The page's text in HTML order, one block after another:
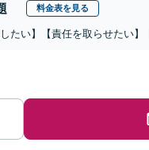
料金表を見る
い】【責任を取らせたい】